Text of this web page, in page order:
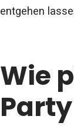
entgehen
Wie